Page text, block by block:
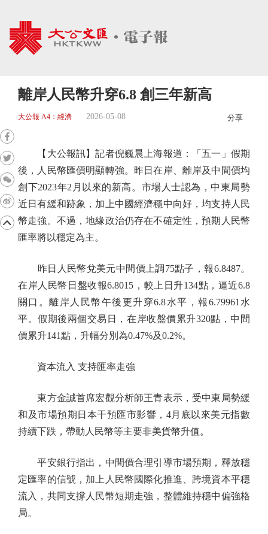
離岸人民幣升穿6.8 創三年新高
大公報 A4：經濟 2026-05-08 分享
【大公報訊】記者倪巍晨上海報道：「五一」假期
後，人民幣匯價明顯轉強。昨日在岸、離岸及中間價均
創下2023年2月以來的新高。市場人士認為，中東局勢
近日有緩和跡象，加上中國經濟穩中向好，均支持人民
幣走強。不過，地緣政治仍存在不確定性，預期人民幣
匯率將以穩定為主。
昨日人民幣兌美元中間價上調75點子，報6.8487。
在岸人民幣日盤收報6.8015，較上日升134點，逼近6.8
關口。離岸人民幣午後更升穿6.8水平，報6.79961水
平。假期後兩個交易日，在岸收盤價累升320點，中間
價累升141點，升幅分別為0.47%及0.2%。
資本流入 支持匯率走強
東方金誠首席宏觀分析師王青表示，受中東局勢緩
和及市場預期日本干預匯市影響，4月底以來美元指數
持續下跌，帶動人民幣等主要非美貨幣升值。
平安銀行指出，中間價合理引導市場預期，釋放穩
定匯率的信號，加上人民幣國際化推進、跨境資本平穩
流入，共同支撐人民幣短期走強，整體維持穩中偏強格
局。